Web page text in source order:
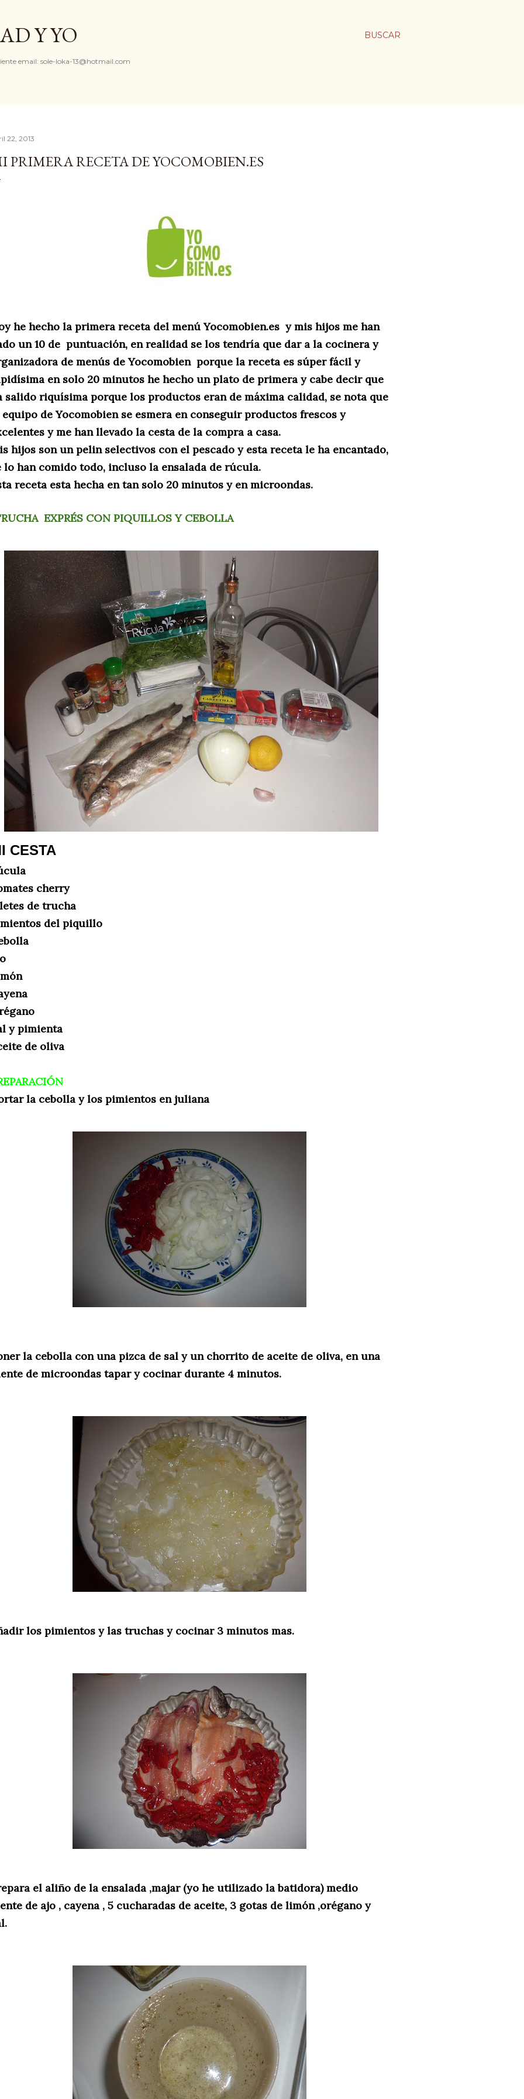
BUSCAR
Y YO
email: sole-loka-13@hotmail.com
22, 2013
PRIMERA RECETA DE YOCOMOBIEN.ES
he hecho la primera receta del menú Yocomobien.es y mis hijos me han
un 10 de puntuación, en realidad se los tendría que dar a la cocinera y
de menús de Yocomobien porque la receta es súper fácil y
en solo 20 minutos he hecho un plato de primera y cabe decir que
salido riquísima porque los productos eran de máxima calidad, se nota que
de Yocomobien se esmera en conseguir productos frescos y
y me han llevado la cesta de la compra a casa.
hijos son un pelin selectivos con el pescado y esta receta le ha encantado,
lo han comido todo, incluso la ensalada de rúcula.
receta esta hecha en tan solo 20 minutos y en microondas.
EXPRÉS CON PIQUILLOS Y CEBOLLA
CESTA
cherry
de trucha
del piquillo
y pimienta
de oliva
la cebolla y los pimientos en juliana
la cebolla con una pizca de sal y un chorrito de aceite de oliva, en una
de microondas tapar y cocinar durante 4 minutos.
los pimientos y las truchas y cocinar 3 minutos mas.
el aliño de la ensalada ,majar (yo he utilizado la batidora) medio
de ajo , cayena , 5 cucharadas de aceite, 3 gotas de limón ,orégano y